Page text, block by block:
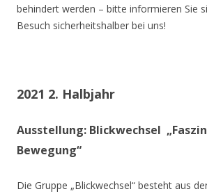
behindert werden – bitte informieren Sie
Besuch sicherheitshalber bei uns!
2021 2. Halbjahr
Ausstellung: Blickwechsel
Bewegung“
Die Gruppe „Blickwechsel“ besteht aus